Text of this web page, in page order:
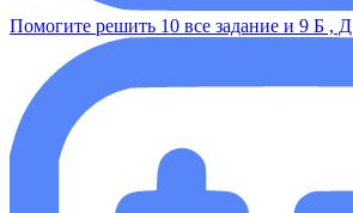
Помогите решить 10 все задание и 9 Б , Д